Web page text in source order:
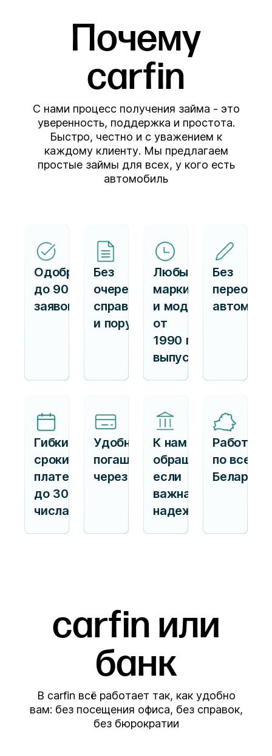
Почему
carfin
С нами процесс получения займа - это
уверенность, поддержка и простота.
Быстро, честно и с уважением к
каждому клиенту. Мы предлагаем
простые займы для всех, у кого есть
автомобиль
Одобряем
до 90%
заявок
Без
очередей,
справок
и поручителей
Любые
марки
и модели
от
1990 г.
выпуска
Без
Гибкие
сроки
платежа —
до 30
числа
Удобное
погашение
через ЕРИП
К нам
обращаются,
если
важна
надежность
Работаем
по всей
Беларуси
carfin или
банк
В carfin всё работает так, как удобно
вам: без посещения офиса, без справок,
без бюрократии